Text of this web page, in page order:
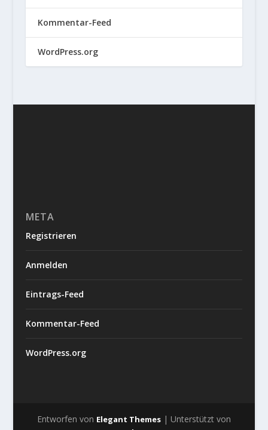
Kommentar-Feed
WordPress.org
META
Registrieren
Anmelden
Eintrags-Feed
Kommentar-Feed
WordPress.org
Entworfen von Elegant Themes| Unterstützt von